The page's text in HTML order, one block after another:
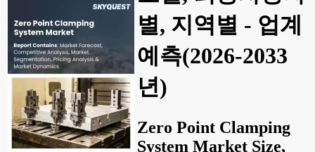
별, 지역별 - 업계
예측(2026-2033
년)
Zero Point Clamping
System Market Size,